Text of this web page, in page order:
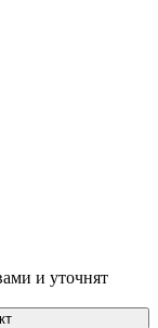
и уточнят